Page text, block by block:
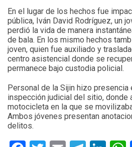
En el lugar de los hechos fue
pública, Iván David Rodríguez, un
perdió la vida de manera
de bala. En los mismo hechos
joven, quien fue auxiliado y
centro asistencial donde se
permanece bajo custodia policial.
Personal de la Sijin hizo
inspección judicial del sitio, donde
motocicleta en la que se
Ambos jóvenes presentan
delitos.